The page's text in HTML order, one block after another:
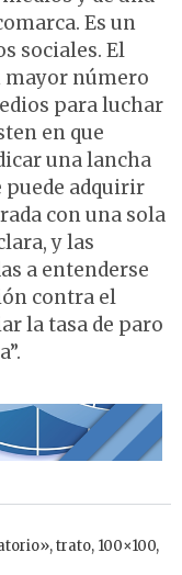
Es un
sociales. El
mayor número
para luchar
en que
una lancha
puede adquirir
con una sola
y las
a entenderse
contra el
la tasa de paro
,trato, 100×100,